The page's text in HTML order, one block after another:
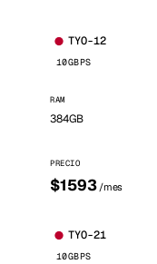
TYO-12
10GBPS
RAM
384GB
PRECIO
$1593 /mes
TYO-21
10GBPS